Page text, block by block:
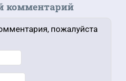
комментарий
пожалуйста